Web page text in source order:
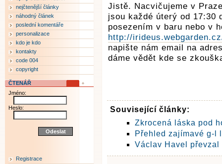
Jistě. Nacvičujeme v
jsou každé úterý od 17:30
posezením v baru nebo v
http://
napište nám email na
dáme vědět kde se
Související články:
Zkrocená láska pod
Přehled zajímavé g-l
Václav Havel
nejčtenější články
náhodný článek
poslední komentáře
personalizace
kdo je kdo
kontakty
code 004
copyright
ČTENÁŘ
Jméno:
Heslo:
Registrace